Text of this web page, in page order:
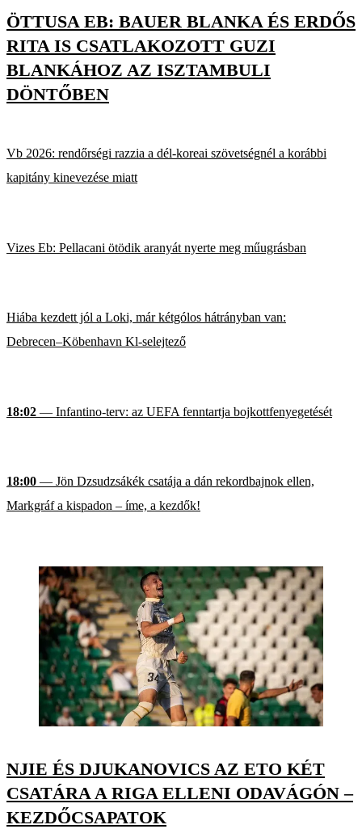
ÖTTUSA EB: BAUER BLANKA ÉS ERDŐS
RITA IS CSATLAKOZOTT GUZI
BLANKÁHOZ AZ ISZTAMBULI
DÖNTŐBEN
Vb 2026: rendőrségi razzia a dél-koreai szövetségnél a korábbi
kapitány kinevezése miatt
Vizes Eb: Pellacani ötödik aranyát nyerte meg műugrásban
Hiába kezdett jól a Loki, már kétgólos hátrányban van:
Debrecen–Köbenhavn Kl-selejtező
18:02 — Infantino-terv: az UEFA fenntartja bojkottfenyegetését
18:00 — Jön Dzsudzsákék csatája a dán rekordbajnok ellen,
Markgráf a kispadon – íme, a kezdők!
NJIE ÉS DJUKANOVICS AZ ETO KÉT
CSATÁRA A RIGA ELLENI ODAVÁGÓN –
KEZDŐCSAPATOK